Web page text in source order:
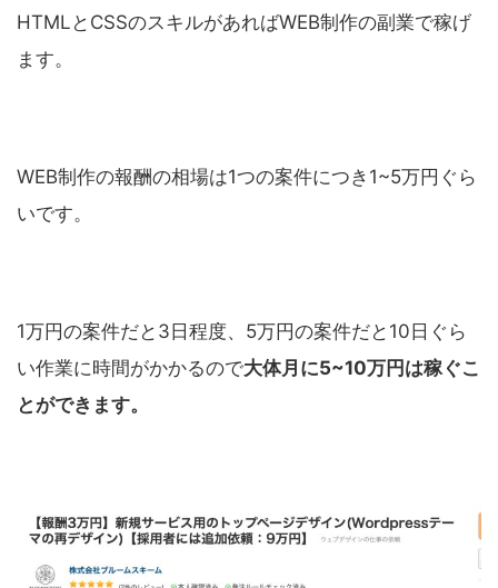
HTMLとCSSのスキルがあればWEB制作の副業で稼げ
ます。
WEB制作の報酬の相場は1つの案件につき1~5万円ぐら
いです。
1万円の案件だと3日程度、5万円の案件だと10日ぐら
い作業に時間がかかるので大体月に5~10万円は稼ぐこ
とができます。